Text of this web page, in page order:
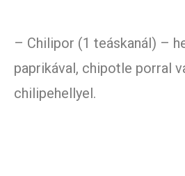
– Chilipor (1 teáskanál) –
paprikával, chipotle porral
chilipehellyel.